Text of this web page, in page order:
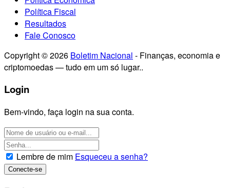
Política Fiscal
Resultados
Fale Conosco
Copyright © 2026 Boletim Nacional - Finanças, economia e
criptomoedas — tudo em um só lugar..
Login
Bem-vindo, faça login na sua conta.
Lembre de mim Esqueceu a senha?